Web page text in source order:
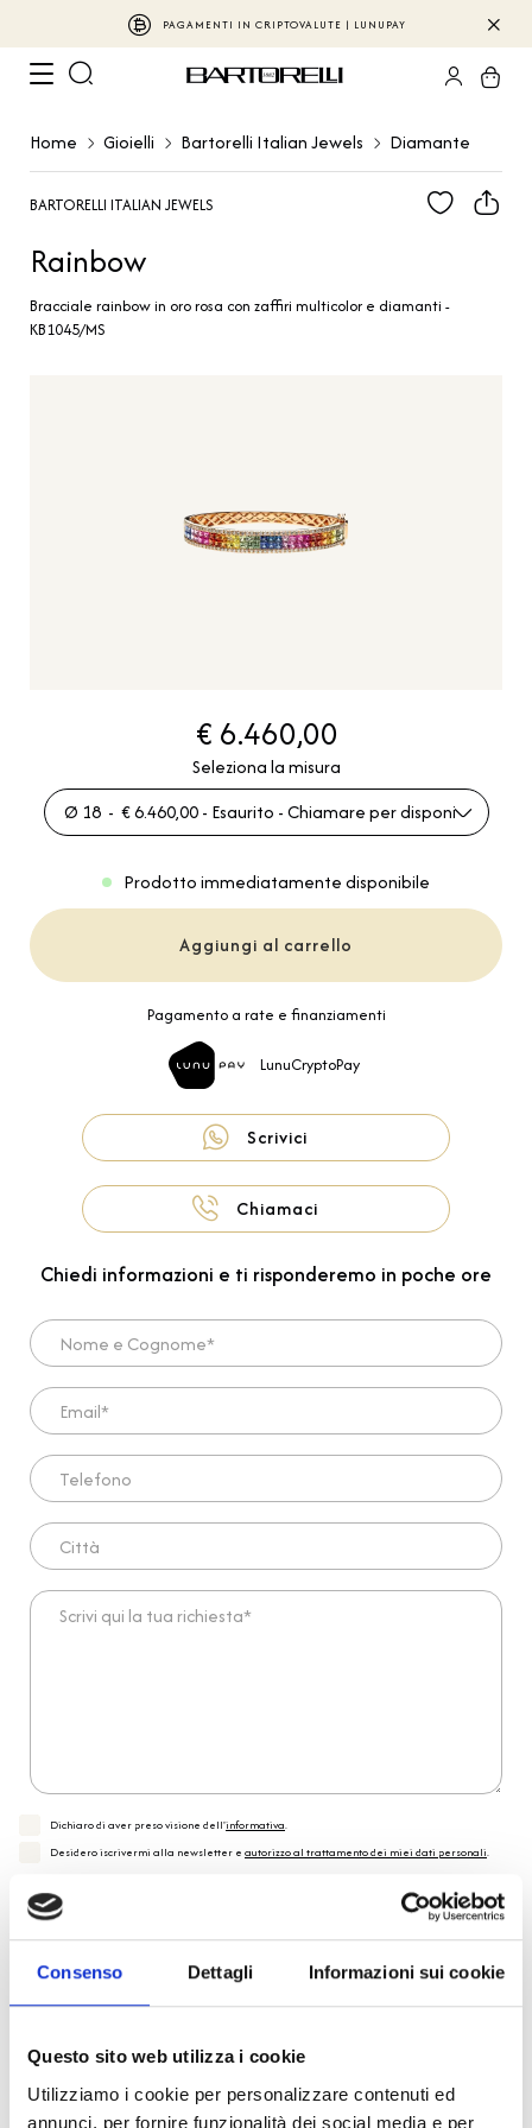
Consenso Dettagli Informazioni sui cookie
Questo sito web utilizza i cookie
Utilizziamo i cookie per personalizzare contenuti ed
annunci, per fornire funzionalità dei social media e per
PAGAMENTI IN CRIPTOVALUTE | LUNUPAY
Home Gioielli Bartorelli Italian Jewels Diamante
BARTORELLI ITALIAN JEWELS
Rainbow
Bracciale rainbow in oro rosa con zaffiri multicolor e diamanti -
KB1045/MS
€ 6.460,00
Seleziona la misura
Ø 18 - € 6.460,00 - Esaurito - Chiamare per disponibilità
Prodotto immediatamente disponibile
Aggiungi al carrello
Pagamento a rate e finanziamenti
LunuCryptoPay
Scrivici
Chiamaci
Chiedi informazioni e ti risponderemo in poche ore
Nome e Cognome*
Email*
Telefono
Città
Scrivi qui la tua richiesta*
Dichiaro di aver preso visione dell'informativa.
Desidero iscrivermi alla newsletter e autorizzo al trattamento dei miei dati personali.
Reso facile e veloce
PRONTA consegna